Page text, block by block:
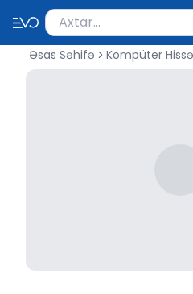
Məhsul axtar
Axtarış üçün ən azı 2
Əsas Səhifə Kompüter